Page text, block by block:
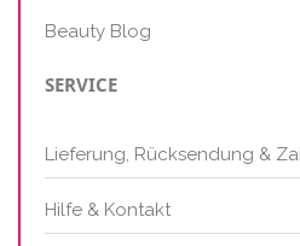
Beauty Blog
SERVICE
Lieferung, Rücksendung &
Hilfe & Kontakt